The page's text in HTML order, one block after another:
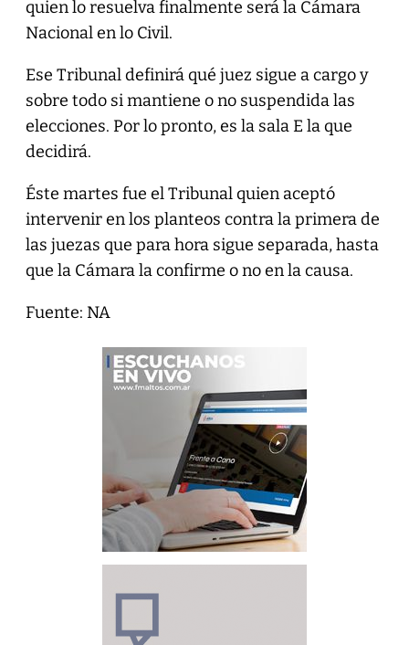
quien lo resuelva finalmente será la Cámara
Nacional en lo Civil.
Ese Tribunal definirá qué juez sigue a cargo y
sobre todo si mantiene o no suspendida las
elecciones. Por lo pronto, es la sala E la que
decidirá.
Éste martes fue el Tribunal quien aceptó
intervenir en los planteos contra la primera de
las juezas que para hora sigue separada, hasta
que la Cámara la confirme o no en la causa.
Fuente: NA